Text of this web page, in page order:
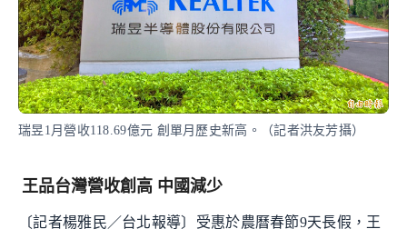
瑞昱1月營收118.69億元 創單月歷史新高。（記者洪友芳攝）
王品台灣營收創高 中國減少
〔記者楊雅民／台北報導〕受惠於農曆春節9天長假，王